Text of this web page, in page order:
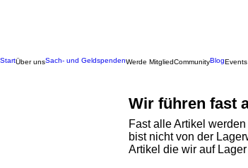
StartÜber unsSach- und GeldspendenWerde MitgliedCommunityBlog
Wir führen fast
Fast alle Artikel
bist nicht von der
Artikel die wir auf